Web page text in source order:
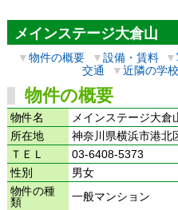
メインステージ大倉山
▼物件の概要 ▼設備・賃料 ▼
交通
▼近隣の学校
物件の概要
物件名
メインステージ大倉
所在地
神奈川県横浜市港北
ＴＥＬ
03-6408-5373
性別
男女
物件の種
類
一般マンション